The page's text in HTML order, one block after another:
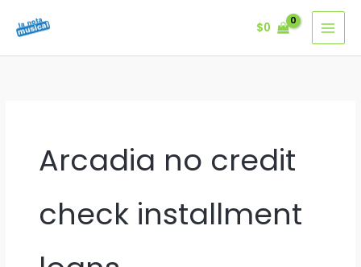
$0
Arcadia no credit
check installment